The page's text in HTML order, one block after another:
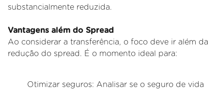
substancialmente reduzida.
Vantagens além do Spread
Ao considerar a transferência, o foco deve ir além da
redução do spread. É o momento ideal para:
Otimizar seguros: Analisar se o seguro de vida